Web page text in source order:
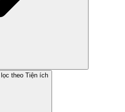
theo Tiện ích